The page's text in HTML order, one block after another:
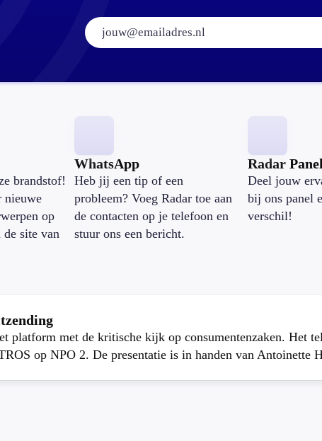
E-
brandstof!
nieuwe
op
de site van
WhatsApp
Heb jij een tip of een
probleem? Voeg Radar toe aan
de contacten op je telefoon en
stuur ons een bericht.
Radar Panel
Deel jouw
bij ons panel
verschil!
platform met de kritische kijk op consumentenzaken. Het
op NPO 2. De presentatie is in handen van Antoinette